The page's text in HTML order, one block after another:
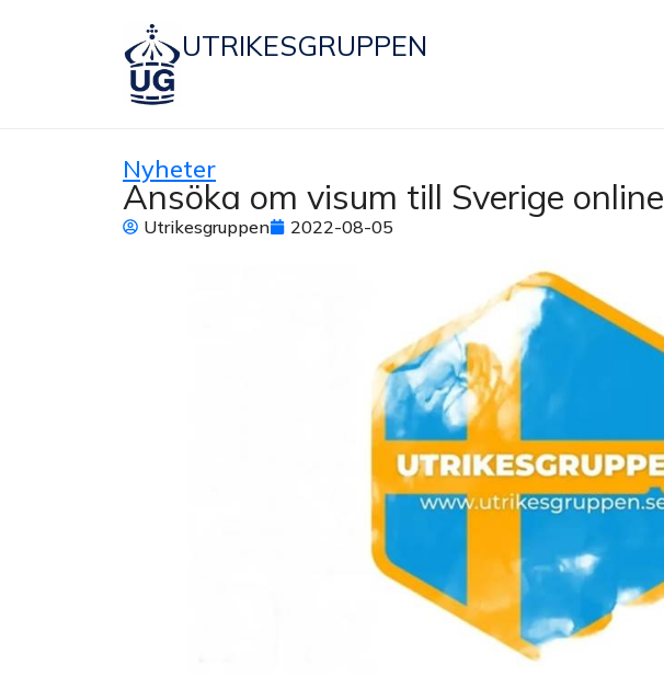
UTRIKESGRUPPEN
Nyheter
Ansöka om visum till Sverige online
Utrikesgruppen 2022-08-05